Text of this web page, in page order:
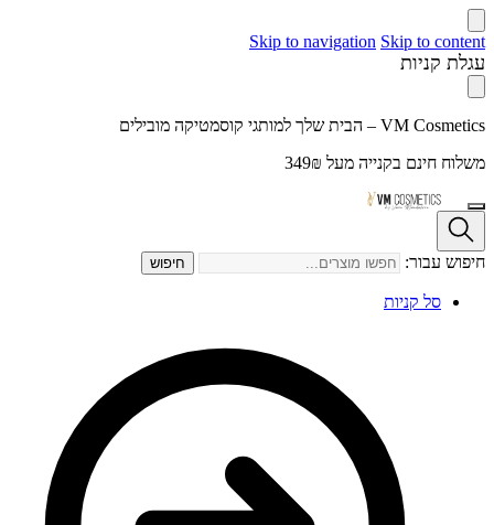
Skip to navigation Skip to content
עגלת קניות
VM Cosmetics – הבית שלך למותגי קוסמטיקה מובילים
משלוח חינם בקנייה מעל 349₪
חיפוש עבור: חיפוש
סל קניות